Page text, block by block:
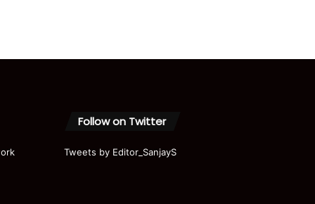
Follow on Twitter
Tweets by Editor_SanjayS